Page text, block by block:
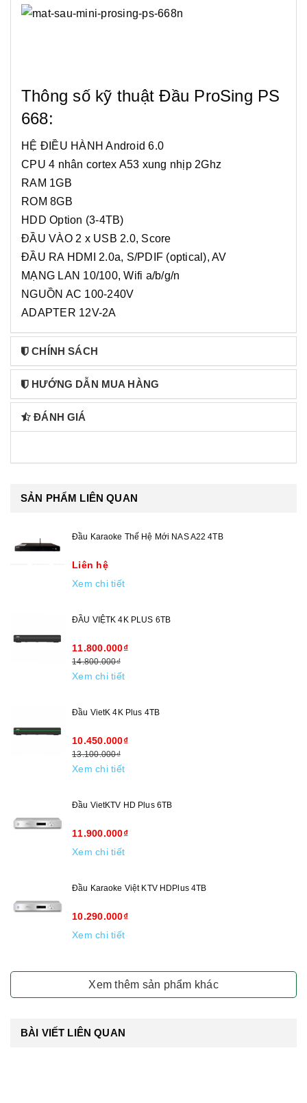
Thông số kỹ thuật Đầu ProSing PS
668:
HỆ ĐIỀU HÀNH Android 6.0
CPU 4 nhân cortex A53 xung nhịp 2Ghz
RAM 1GB
ROM 8GB
HDD Option (3-4TB)
ĐẦU VÀO 2 x USB 2.0, Score
ĐẦU RA HDMI 2.0a, S/PDIF (optical), AV
MẠNG LAN 10/100, Wifi a/b/g/n
NGUỒN AC 100-240V
ADAPTER 12V-2A
CHÍNH SÁCH
HƯỚNG DẪN MUA HÀNG
ĐÁNH GIÁ
SẢN PHẨM LIÊN QUAN
Đầu Karaoke Thế Hệ Mới NAS A22 4TB
Liên hệ
Xem chi tiết
ĐẦU VIỆTK 4K PLUS 6TB
11.800.000₫
14.800.000₫
Xem chi tiết
Đầu VietK 4K Plus 4TB
10.450.000₫
13.100.000₫
Xem chi tiết
Đầu VietKTV HD Plus 6TB
11.900.000₫
Xem chi tiết
Đầu Karaoke Việt KTV HDPlus 4TB
10.290.000₫
Xem chi tiết
Xem thêm sản phẩm khác
BÀI VIẾT LIÊN QUAN